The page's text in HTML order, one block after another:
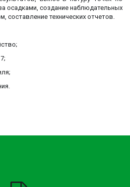
осадками, создание наблюдательных
составление технических отчетов.